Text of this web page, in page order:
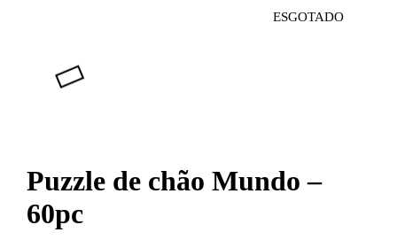
ESGOTADO
Puzzle de chão Mundo –
60pc